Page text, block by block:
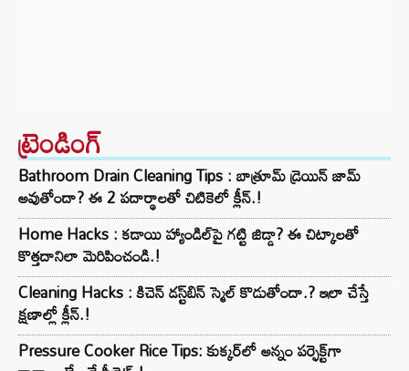
ట్రెండింగ్‌
Bathroom Drain Cleaning Tips : బాత్రూమ్ డ్రెయిన్ జామ్
అవుతోందా? ఈ 2 పదార్థాలతో చిటికెలో క్లీన్.!
Home Hacks : కడాయి హ్యాండిల్‌పై గట్టి జిడ్డా? ఈ చిట్కాలతో
కొత్తదానిలా మెరిపించండి.!
Cleaning Hacks : కిచెన్ డస్ట్‌బిన్ స్మెల్ కొడుతోందా.? ఇలా చేస్తే
క్షణాల్లో క్లీన్.!
Pressure Cooker Rice Tips: కుక్కర్‌లో అన్నం పర్ఫెక్ట్‌గా